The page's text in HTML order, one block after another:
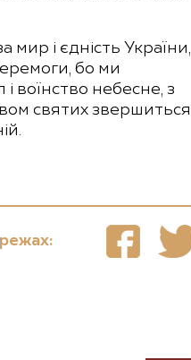
мир і єдність України,
бо ми
воїнство небесне, з
святих звершиться